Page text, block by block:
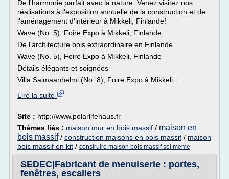
De l'harmonie parfait avec la nature. Venez visitez nos
réalisations à l'exposition annuelle de la construction et de
l'aménagement d'intérieur à Mikkeli, Finlande!
Wave (No. 5), Foire Expo à Mikkeli, Finlande
De l'architecture bois extraordinaire en Finlande
Wave (No. 5), Foire Expo à Mikkeli, Finlande
Détails élégants et soignées
Villa Saimaanhelmi (No. 8), Foire Expo à Mikkeli,...
Lire la suite
Site : http://www.polarlifehaus.fr
Thèmes liés : maison mur en bois massif / maison en
bois massif/ construction maisons en bois massif / maison
bois massif en kit / construire maison bois massif soi meme
SEDEC|Fabricant de menuiserie : portes,
fenêtres, escaliers